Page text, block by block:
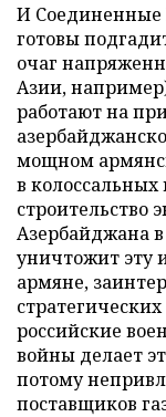
И Соединенные
готовы
очаг
Азии,
работают на
мощном
в
строительство
Азербайджана
уничтожит эту
армяне,
российские
войны делает
потому
поставщиков